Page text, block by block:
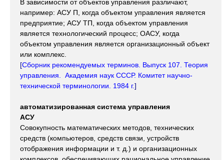
В зависимости от объектов управления различают,
например: АСУ П, когда объектом управления является
предприятие; АСУ ТП, когда объектом управления
является технологический процесс; ОАСУ, когда
объектом управления является организационный объект
или комплекс.
[Сборник рекомендуемых терминов. Выпуск 107. Теория
управления. Академия наук СССР. Комитет научно-
технической терминологии. 1984 г.]
автоматизированная система управления
АСУ
Совокупность математических методов, технических
средств (компьютеров, средств связи, устройств
отображения информации и т. д.) и организационных